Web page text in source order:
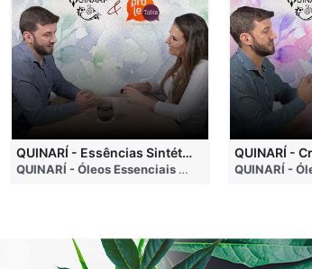
• 3 months ago
QUINARÍ - Essências Sintéticas NÃO Funcionam na Aromaterapia
QUINARÍ - Óleos Essenciais e Aromaterapia • 3